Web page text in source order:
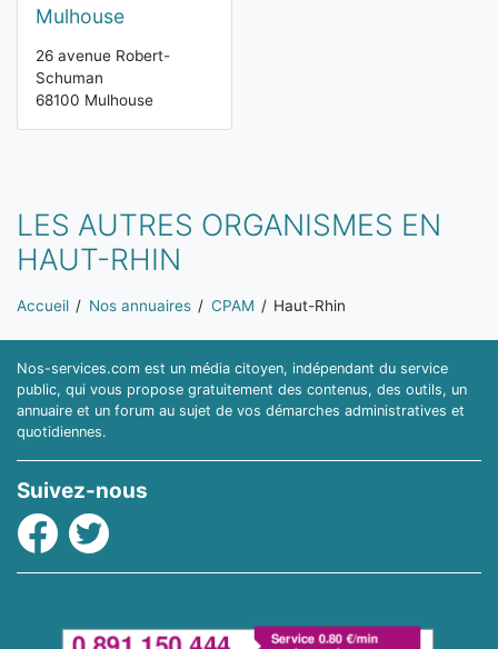
Mulhouse
26 avenue Robert-
Schuman
68100 Mulhouse
LES AUTRES ORGANISMES EN
HAUT-RHIN
Vous êtes ici:
Accueil Nos annuaires CPAM Haut-Rhin
Nos-services.com est un média citoyen, indépendant du service
public, qui vous propose gratuitement des contenus, des outils, un
annuaire et un forum au sujet de vos démarches administratives et
quotidiennes.
Suivez-nous
Facebook
Twitter